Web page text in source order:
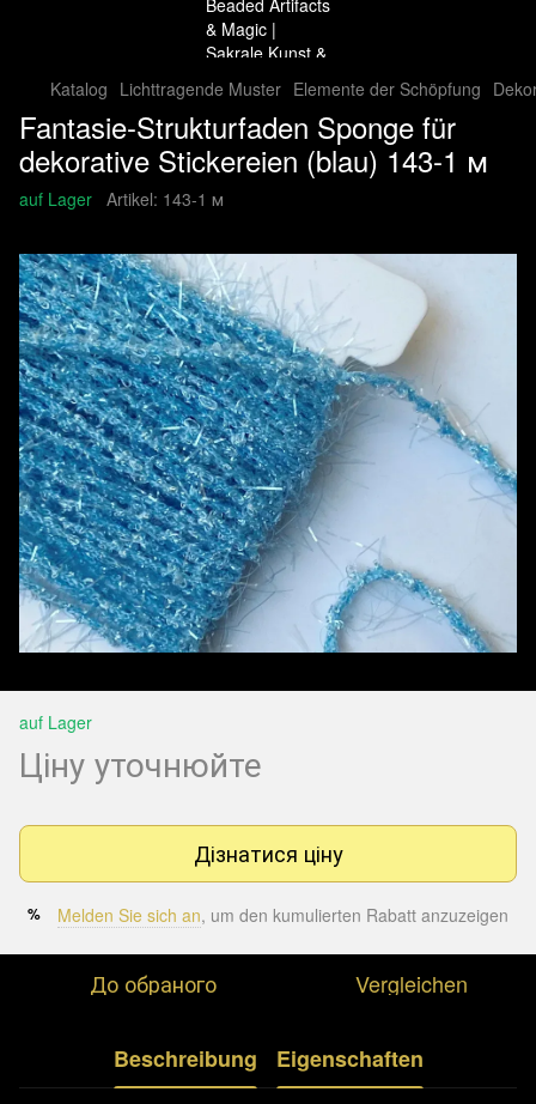
Katalog Lichttragende Muster Elemente der Schöpfung
Fantasie-Strukturfaden Sponge für
dekorative Stickereien (blau) 143-1 м
auf Lager Artikel: 143-1 м
auf Lager
Ціну уточнюйте
Дізнатися ціну
% Melden Sie sich an, um den kumulierten Rabatt anzuzeigen
До обраного Vergleichen
Beschreibung Eigenschaften